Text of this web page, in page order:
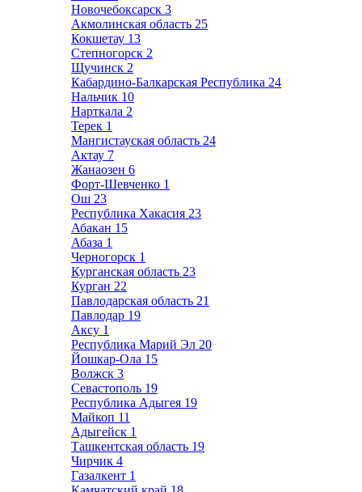
Новочебоксарск 3
Акмолинская область 25
Кокшетау 13
Степногорск 2
Щучинск 2
Кабардино-Балкарская Республика 24
Нальчик 10
Нарткала 2
Терек 1
Мангистауская область 24
Актау 7
Жанаозен 6
Форт-Шевченко 1
Ош 23
Республика Хакасия 23
Абакан 15
Абаза 1
Черногорск 1
Курганская область 23
Курган 22
Павлодарская область 21
Павлодар 19
Аксу 1
Республика Марий Эл 20
Йошкар-Ола 15
Волжск 3
Севастополь 19
Республика Адыгея 19
Майкоп 11
Адыгейск 1
Ташкентская область 19
Чирчик 4
Газалкент 1